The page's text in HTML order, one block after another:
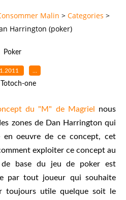
Malin > Categories >
Harrington (poker)
Poker
…
Totoch-one
du "M" de Magriel
nous
zones de Dan Harrington qui
en oeuvre de ce concept, cet
exploiter ce concept au
de base du jeu de poker est
par tout joueur qui souhaite
toujours utile quelque soit le